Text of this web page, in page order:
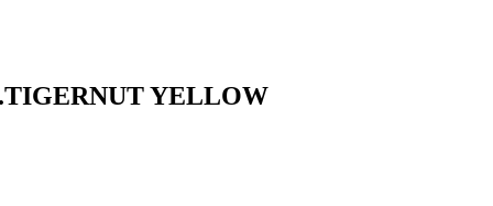
YELLOW